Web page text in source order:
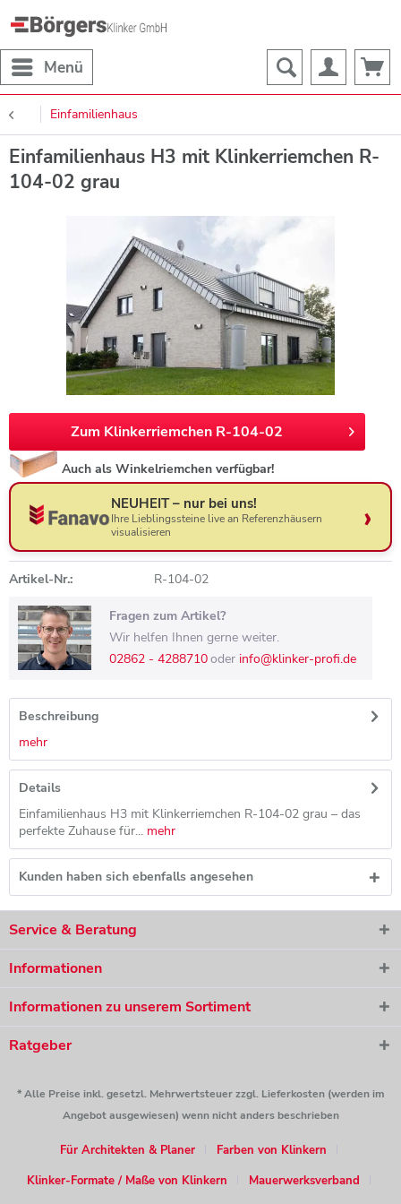
Menü
Einfamilienhaus
Einfamilienhaus H3 mit Klinkerriemchen R-
104-02 grau
Zum Klinkerriemchen R-104-02
Auch als Winkelriemchen verfügbar!
NEUHEIT – nur bei uns!
Ihre Lieblingssteine live an Referenzhäusern
visualisieren
Artikel-Nr.: R-104-02
Fragen zum Artikel?
Wir helfen Ihnen gerne weiter.
02862 - 4288710oder info@klinker-profi.de
Beschreibung
mehr
Details
Einfamilienhaus H3 mit Klinkerriemchen R-104-02 grau – das
perfekte Zuhause für... mehr
Kunden haben sich ebenfalls angesehen
Service & Beratung
Informationen
Informationen zu unserem Sortiment
Ratgeber
* Alle Preise inkl. gesetzl. Mehrwertsteuer zzgl. Lieferkosten (werden im
Angebot ausgewiesen) wenn nicht anders beschrieben
Für Architekten & Planer
Farben von Klinkern
Klinker-Formate / Maße von Klinkern
Mauerwerksverband